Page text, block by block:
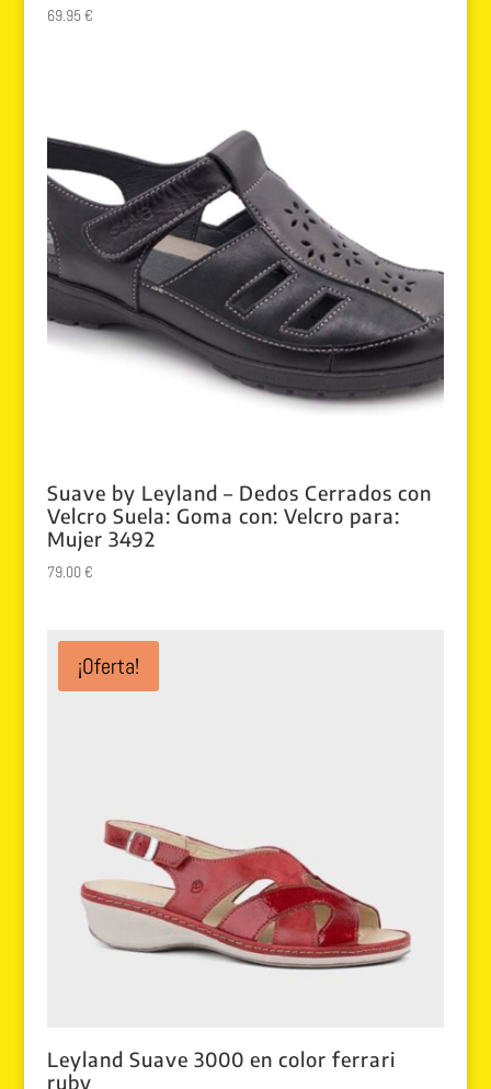
69.95€
Suave by Leyland – Dedos Cerrados con
Velcro Suela: Goma con: Velcro para:
Mujer 3492
79.00€
¡Oferta!
Leyland Suave 3000 en color ferrari
ruby